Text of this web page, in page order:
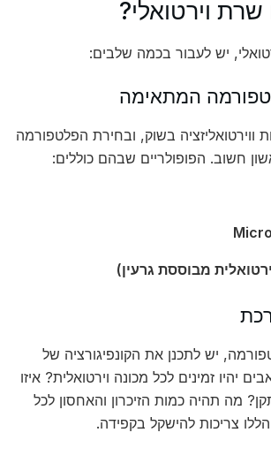
וירטואלי?
יש לעבור בכמה שלבים:
ווירטואליזציה בשוק, ובחירת הפלטפורמה
חשוב. הפופולריים שבהם כוללים:
יש לתכנן את הקונפיגורציה של
יהיו זמינים לכל מכונה וירטואלית? איזו
מה תהיה כמות הזיכרון והאחסון לכל
צריכות להישקל בקפידה.